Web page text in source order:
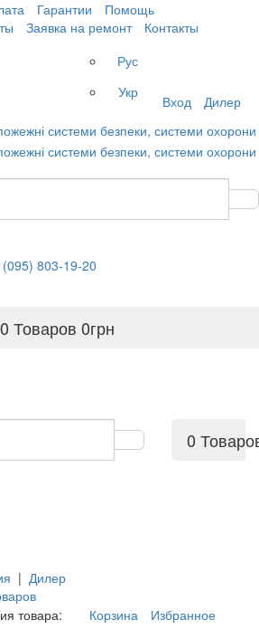
Гарантии
Помощь
Заявка на ремонт
Контакты
Рус
Укр
Вход Дилер
(095) 803-19-20
0 Товаров 0грн
0
| Дилер
товара:
Корзина Избранное